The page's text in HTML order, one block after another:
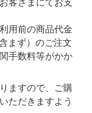
客さまにてお支
用前の商品代金
まず）のご注文
手数料等がかか
ますので、ご購
ただきますよう